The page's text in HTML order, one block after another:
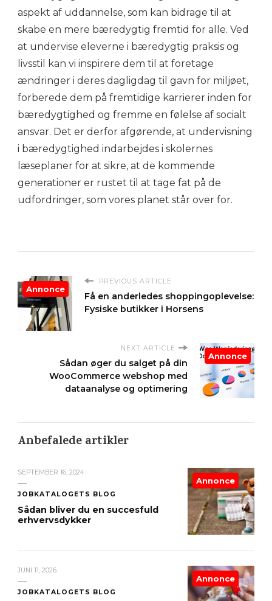
aspekt af uddannelse, som kan bidrage til at
skabe en mere bæredygtig fremtid for alle. Ved
at undervise eleverne i bæredygtig praksis og
livsstil kan vi inspirere dem til at foretage
ændringer i deres dagligdag til gavn for miljøet,
forberede dem på fremtidige karrierer inden for
bæredygtighed og fremme en følelse af socialt
ansvar. Det er derfor afgørende, at undervisning
i bæredygtighed indarbejdes i skolernes
læseplaner for at sikre, at de kommende
generationer er rustet til at tage fat på de
udfordringer, som vores planet står over for.
PREVIOUS ARTICLE
Få en anderledes shoppingoplevelse:
Fysiske butikker i Horsens
Annonce
NEXT ARTICLE
Sådan øger du salget på din
WooCommerce webshop med
dataanalyse og optimering
Annonce
Anbefalede artikler
SEPTEMBER 16, 2024
JOBKATALOGETS BLOG
Sådan bliver du en succesfuld
erhvervsdykker
Annonce
JUNI 11, 2026
JOBKATALOGETS BLOG
Annonce